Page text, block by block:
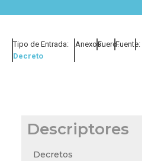
Tipo de Entrada:
Decreto
Anexos:Fuero:Fuente:
Descriptores
Decretos